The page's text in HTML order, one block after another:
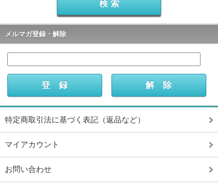
メルマガ登録・解除
特定商取引法に基づく表記（返品など）
マイアカウント
お問い合わせ